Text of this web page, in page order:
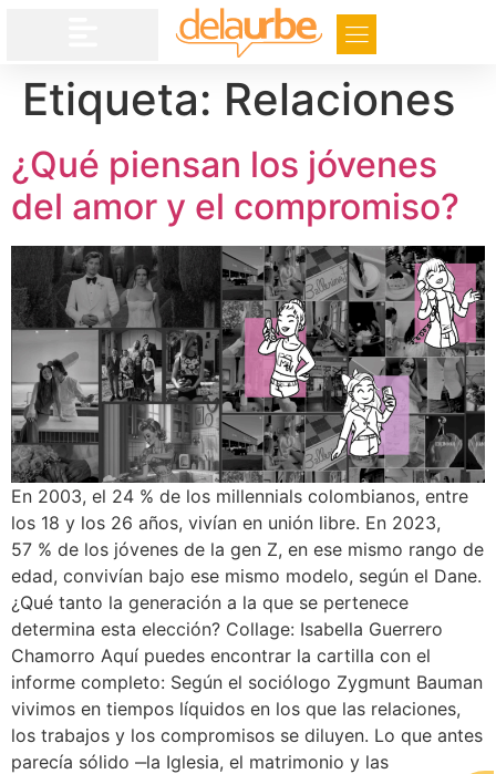
Etiqueta: Relaciones
¿Qué piensan los jóvenes
del amor y el compromiso?
En 2003, el 24 % de los millennials colombianos, entre
los 18 y los 26 años, vivían en unión libre. En 2023,
57 % de los jóvenes de la gen Z, en ese mismo rango de
edad, convivían bajo ese mismo modelo, según el Dane.
¿Qué tanto la generación a la que se pertenece
determina esta elección? Collage: Isabella Guerrero
Chamorro Aquí puedes encontrar la cartilla con el
informe completo: Según el sociólogo Zygmunt Bauman
vivimos en tiempos líquidos en los que las relaciones,
los trabajos y los compromisos se diluyen. Lo que antes
parecía sólido ‒la Iglesia, el matrimonio y las